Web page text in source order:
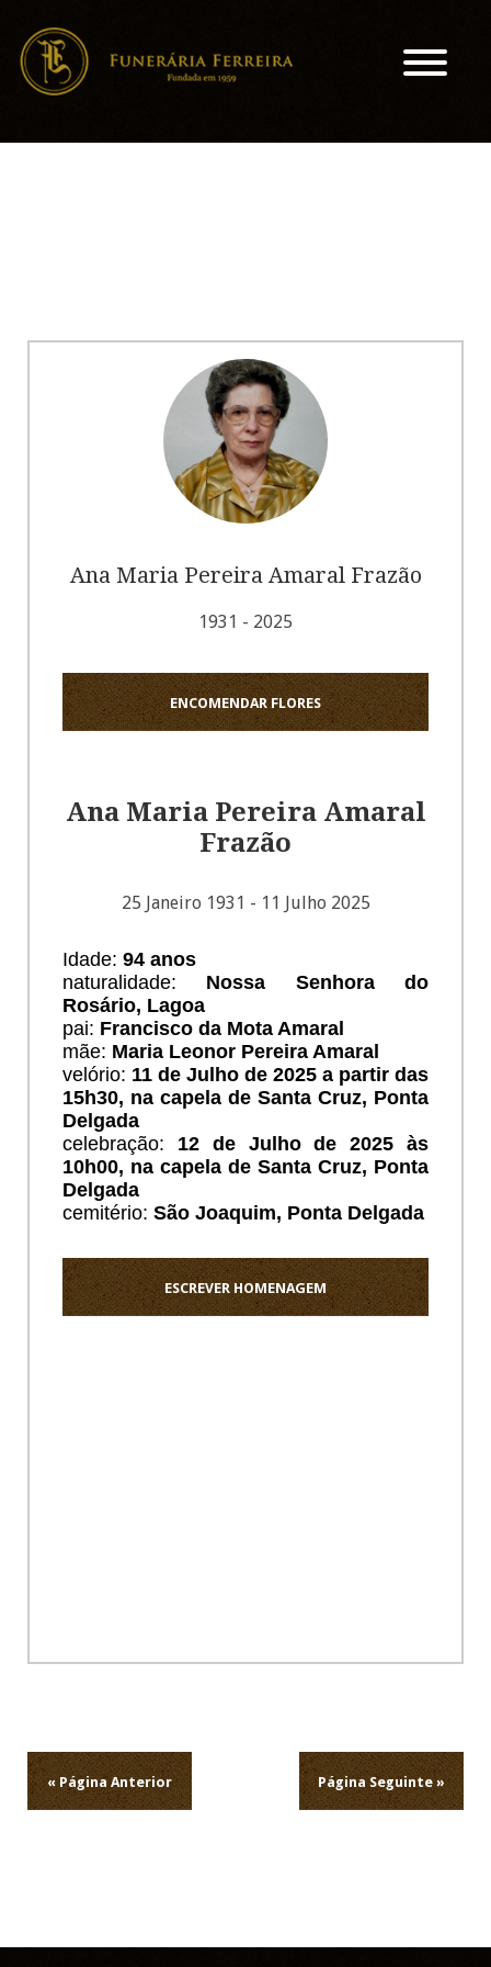
Ana Maria Pereira Amaral Frazão
1931 - 2025
ENCOMENDAR FLORES
Ana Maria Pereira Amaral
Frazão
25 Janeiro 1931 - 11 Julho 2025
Idade: 94 anos
naturalidade: Nossa Senhora do
Rosário, Lagoa
pai: Francisco da Mota Amaral
mãe: Maria Leonor Pereira Amaral
velório: 11 de Julho de 2025 a partir das
15h30, na capela de Santa Cruz, Ponta
Delgada
celebração: 12 de Julho de 2025 às
10h00, na capela de Santa Cruz, Ponta
Delgada
cemitério: São Joaquim, Ponta Delgada
ESCREVER HOMENAGEM
de
artigos
Página Seguinte »
« Página Anterior